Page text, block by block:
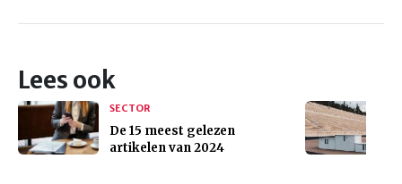
Lees ook
SECTOR
De 15 meest gelezen
artikelen van 2024